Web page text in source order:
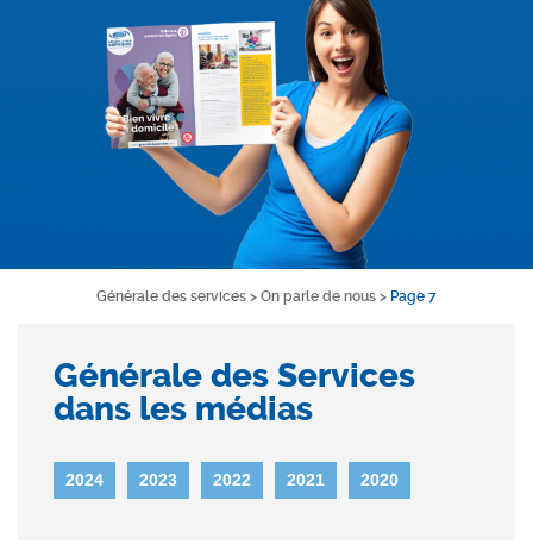
Générale des services > On parle de nous > Page 7
Générale des Services
dans les médias
2024 2023 2022 2021 2020